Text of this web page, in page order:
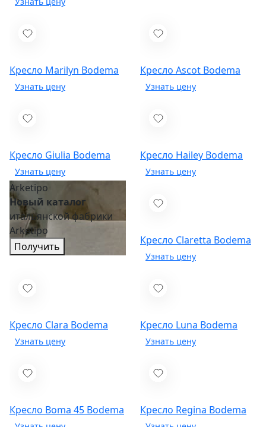
Кресло Marilyn Bodema Кресло Ascot Bodema
Кресло Giulia Bodema Кресло Hailey Bodema
Arketipo
Новый каталог
итальянской фабрики
Arketipo
Получить
Кресло Claretta Bodema
Кресло Clara Bodema Кресло Luna Bodema
Кресло Boma 45 Bodema Кресло Regina Bodema